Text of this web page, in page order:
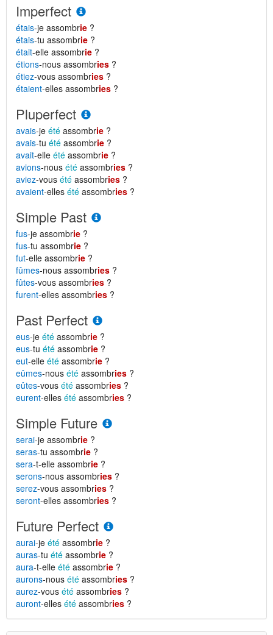
Imperfect
étais-je assombrie ?
étais-tu assombrie ?
était-elle assombrie ?
étions-nous assombries ?
étiez-vous assombries ?
étaient-elles assombries ?
Pluperfect
avais-je été assombrie ?
avais-tu été assombrie ?
avait-elle été assombrie ?
avions-nous été assombries ?
aviez-vous été assombries ?
avaient-elles été assombries ?
Simple Past
fus-je assombrie ?
fus-tu assombrie ?
fut-elle assombrie ?
fûmes-nous assombries ?
fûtes-vous assombries ?
furent-elles assombries ?
Past Perfect
eus-je été assombrie ?
eus-tu été assombrie ?
eut-elle été assombrie ?
eûmes-nous été assombries ?
eûtes-vous été assombries ?
eurent-elles été assombries ?
Simple Future
serai-je assombrie ?
seras-tu assombrie ?
sera-t-elle assombrie ?
serons-nous assombries ?
serez-vous assombries ?
seront-elles assombries ?
Future Perfect
aurai-je été assombrie ?
auras-tu été assombrie ?
aura-t-elle été assombrie ?
aurons-nous été assombries ?
aurez-vous été assombries ?
auront-elles été assombries ?